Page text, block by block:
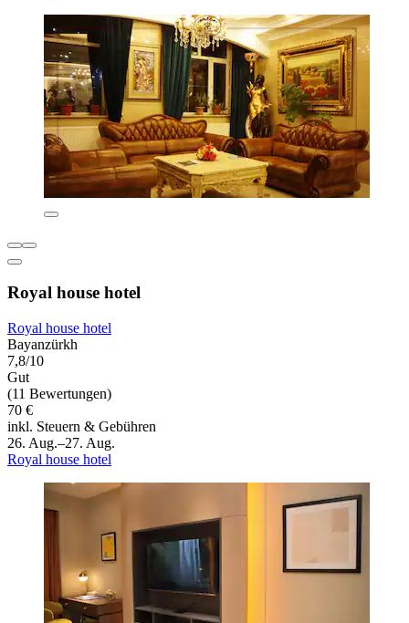
Royal house hotel
Royal house hotel
Bayanzürkh
7,8/10
Gut
(11 Bewertungen)
70 €
inkl. Steuern & Gebühren
26. Aug.–27. Aug.
Royal house hotel